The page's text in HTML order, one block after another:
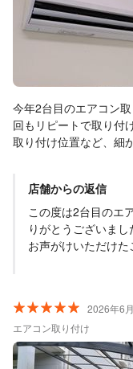
っしゃっていただけ
エアコンのことでお
軽にご相談くださ
思っていただける
ます。またのご利
今年2台目のエアコン
回もリピートで取り付けをお願い
取り付け位置など、細
れました。 前回取り付けしていただいたエアコンとともに、問題
なく快適に使用できております。 料金も事
一切の不安なく任せ
いです。 ありが
店舗からの返信
この度は2台目のエ
りがとうございま
お声がけいただけ
設置位置など、お
す。今後もエアコン
のご相談などがござ
さい。またのご利
2026年6
エアコン取り付け